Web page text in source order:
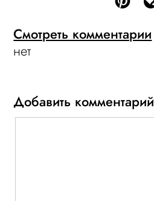
Смотреть комментарии
нет
Добавить комментарий